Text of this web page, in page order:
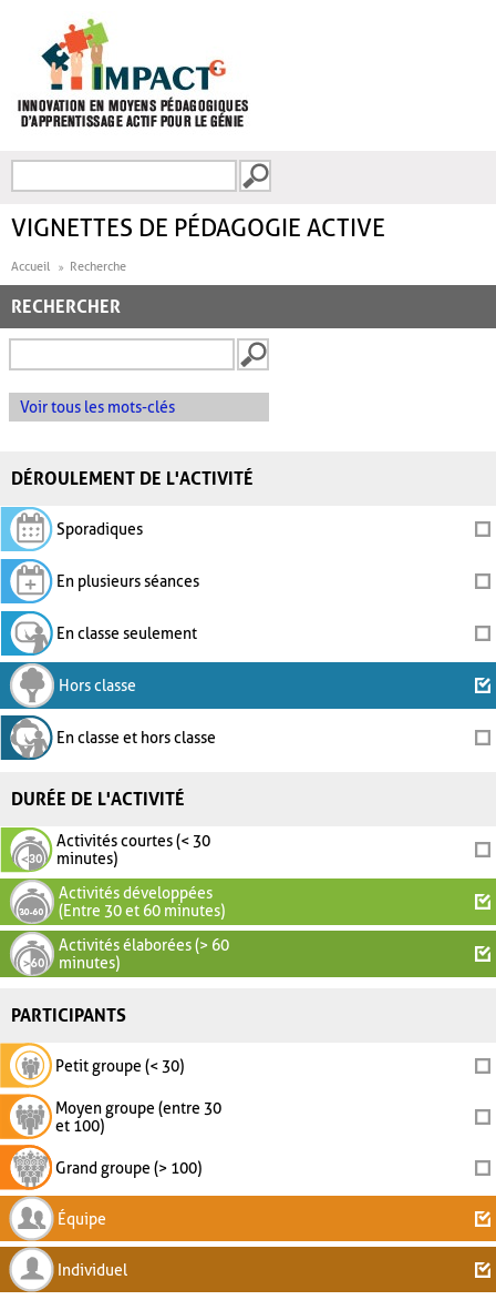
FORMULAIRE DE
VIGNETTES DE PÉDAGOGIE ACTIVE
Accueil Recherche
RECHERCHER
Voir tous les mots-clés
DÉROULEMENT DE L'ACTIVITÉ
Sporadiques
En plusieurs séances
En classe seulement
Hors classe
En classe et hors classe
DURÉE DE L'ACTIVITÉ
Activités courtes (< 30
minutes)
Activités développées
(Entre 30 et 60 minutes)
Activités élaborées (> 60
minutes)
PARTICIPANTS
Petit groupe (< 30)
Moyen groupe (entre 30
et 100)
Grand groupe (> 100)
Équipe
Individuel